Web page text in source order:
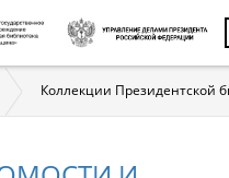
Коллекции Президентской